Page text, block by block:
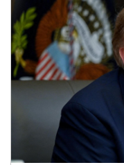
Առանձնապես
շորթման գործով
ավարտվել է
06 Օգոստոս, 2026